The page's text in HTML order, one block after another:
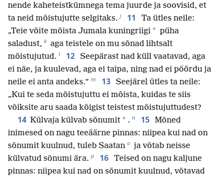
nende kaheteistkümnega tema juurde ja soovisid, et
ta neid mõistujutte selgitaks. j 11
Ta ütles neile:
„Teie võite mõista Jumala kuningriigi * püha
saladust, k aga teistele on mu sõnad lihtsalt
mõistujutud. l 12 Seepärast nad küll vaatavad, aga
ei näe, ja kuulevad, aga ei taipa, ning nad ei pöördu ja
neile ei anta andeks.” m 13 Seejärel ütles ta neile:
„Kui te seda mõistujuttu ei mõista, kuidas te siis
võiksite aru saada kõigist teistest mõistujuttudest?
14 Külvaja külvab sõnumit * . n 15 Mõned
inimesed on nagu teeäärne pinnas: niipea kui nad on
sõnumit kuulnud, tuleb Saatan o ja võtab neisse
külvatud sõnumi ära. p 16 Teised on nagu kaljune
pinnas: niipea kui nad on sõnumit kuulnud, võtavad